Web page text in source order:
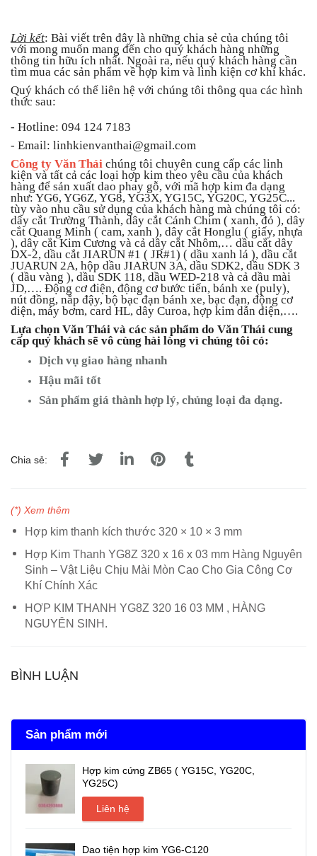
Lời kết: Bài viết trên đây là những chia sẻ của chúng tôi
với mong muốn mang đến cho quý khách hàng những
thông tin hữu ích nhất. Ngoài ra, nếu quý khách hàng cần
tìm mua các sản phẩm về hợp kim và linh kiện cơ khí khác.
Quý khách có thể liên hệ với chúng tôi thông qua các hình
thức sau:
- Hotline: 094 124 7183
- Email: linhkienvanthai@gmail.com
Công ty Văn Thái chúng tôi chuyên cung cấp các linh
kiện và tất cả các loại hợp kim theo yêu cầu của khách
hàng để sản xuất dao phay gỗ, với mã hợp kim đa dạng
như: YG6, YG6Z, YG8, YG3X, YG15C, YG20C, YG25C...
tùy vào nhu cầu sử dụng của khách hàng mà chúng tôi có:
dây cắt Trường Thành, dây cắt Cánh Chim ( xanh, đỏ ), dây
cắt Quang Minh ( cam, xanh ), dây cắt Honglu ( giấy, nhựa
), dây cắt Kim Cương và cả dây cắt Nhôm,… dầu cắt dây
DX-2, dầu cắt JIARUN #1 ( JR#1) ( dầu xanh lá ), dầu cắt
JUARUN 2A, hộp dầu JIARUN 3A, dầu SDK2, dầu SDK 3
( dầu vàng ), dầu SDK 118, dầu WED-218 và cả dầu mài
JD,…. Động cơ điện, động cơ bước tiến, bánh xe (puly),
nút đồng, nắp đậy, bộ bạc đạn bánh xe, bạc đạn, động cơ
điện, máy bơm, card HL, dây Curoa, hợp kim dẫn điện,….
Lựa chọn Văn Thái và các sản phẩm do Văn Thái cung
cấp quý khách sẽ vô cùng hài lòng vì chúng tôi có:
Dịch vụ giao hàng nhanh
Hậu mãi tốt
Sản phẩm giá thành hợp lý, chủng loại đa dạng.
Chia sẻ:
(*) Xem thêm
Hợp kim thanh kích thước 320 × 10 × 3 mm
Hợp Kim Thanh YG8Z 320 x 16 x 03 mm Hàng Nguyên
Sinh – Vật Liệu Chịu Mài Mòn Cao Cho Gia Công Cơ
Khí Chính Xác
HỢP KIM THANH YG8Z 320 16 03 MM , HÀNG
NGUYÊN SINH.
BÌNH LUẬN
Sản phẩm mới
Hợp kim cứng ZB65 ( YG15C, YG20C,
YG25C)
Liên hệ
Dao tiện hợp kim YG6-C120